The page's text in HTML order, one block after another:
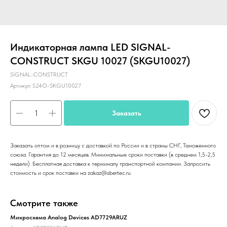
Индикаторная лампа LED SIGNAL-
CONSTRUCT SKGU 10027 (SKGU10027)
SIGNAL-CONSTRUCT
Артикул: S24O-SKGU10027
Заказать
Заказать оптом и в розницу с доставкой по России и в страны СНГ, Таможенного
союза. Гарантия до 12 месяцев. Минимальные сроки поставки (в среднем 1,5-2,5
недели). Бесплатная доставка к терминалу транспортной компании. Запросить
стоимость и срок поставки на zakaz@sbertec.ru
Смотрите также
Микросхема Analog Devices AD7729ARUZ